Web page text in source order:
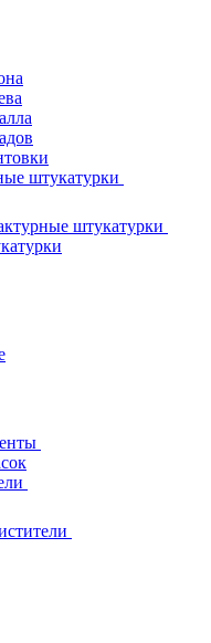
штукатурки
штукатурки